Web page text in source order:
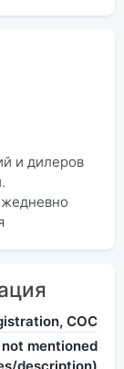
и дилеров
COC
mentioned